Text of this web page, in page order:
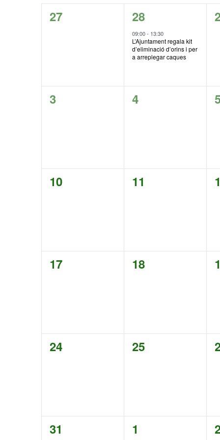
paraula
clau.
data.
de
Esdeveniments
0
esdeveniments,
27
1
esdeveniment,
28
09:00- 13:30
L’Ajuntament regala kit
d’eliminació d’orins i per
a arreplegar caques
0
0
3
0
4
0
0
10
0
11
0
0
17
0
18
0
0
24
0
25
0
0
31
0
1
0